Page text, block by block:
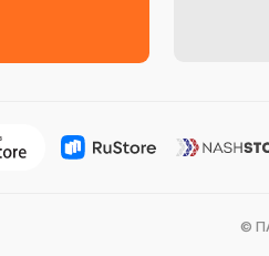
©